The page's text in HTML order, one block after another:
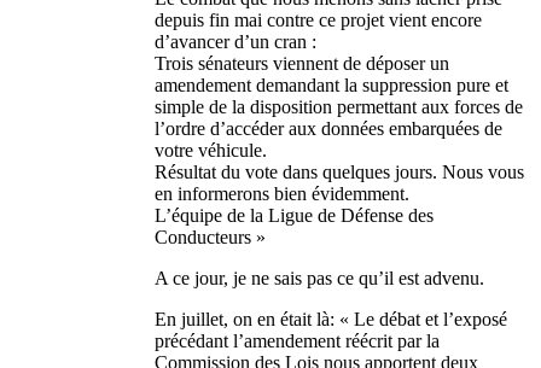
depuis fin mai contre ce projet vient encore
d’avancer d’un cran :
Trois sénateurs viennent de déposer un
amendement demandant la suppression pure et
simple de la disposition permettant aux forces de
l’ordre d’accéder aux données embarquées de
votre véhicule.
Résultat du vote dans quelques jours. Nous vous
en informerons bien évidemment.
L’équipe de la Ligue de Défense des
Conducteurs »
A ce jour, je ne sais pas ce qu’il est advenu.
En juillet, on en était là: « Le débat et l’exposé
précédant l’amendement réécrit par la
Commission des Lois nous apportent deux